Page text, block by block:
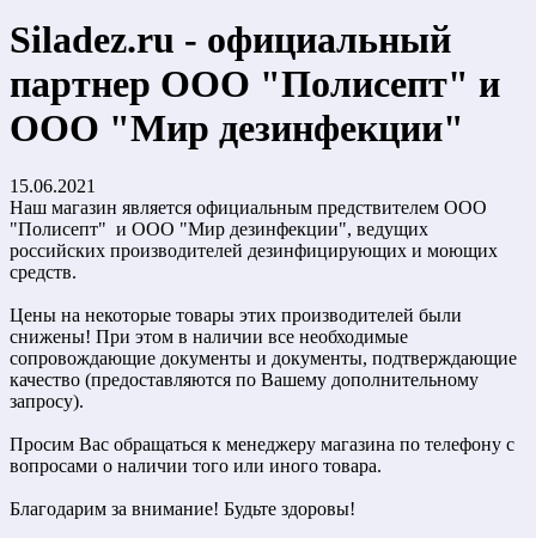
Siladez.ru - официальный
партнер ООО "Полисепт" и
ООО "Мир дезинфекции"
15.06.2021
Наш магазин является официальным предствителем ООО
"Полисепт" и ООО "Мир дезинфекции", ведущих
российских производителей дезинфицирующих и моющих
средств.
Цены на некоторые товары этих производителей были
снижены! При этом в наличии все необходимые
сопровождающие документы и документы, подтверждающие
качество (предоставляются по Вашему дополнительному
запросу).
Просим Вас обращаться к менеджеру магазина по телефону с
вопросами о наличии того или иного товара.
Благодарим за внимание! Будьте здоровы!